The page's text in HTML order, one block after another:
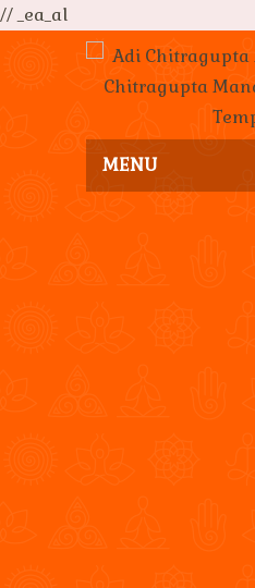
// _ea_al
MENU